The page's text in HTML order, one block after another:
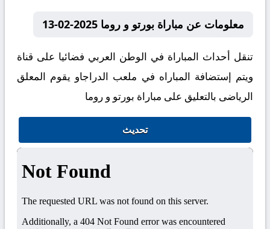
معلومات عن مباراة بورتو و روما 2025-02-13
تنقل أحداث المباراة في الوطن العربي فضائيا على قناة
ويتم إستضافة المباراه في ملعب الدراجاو يقوم المعلق
الرياضى بالتعليق على مباراة بورتو و روما
تحديث